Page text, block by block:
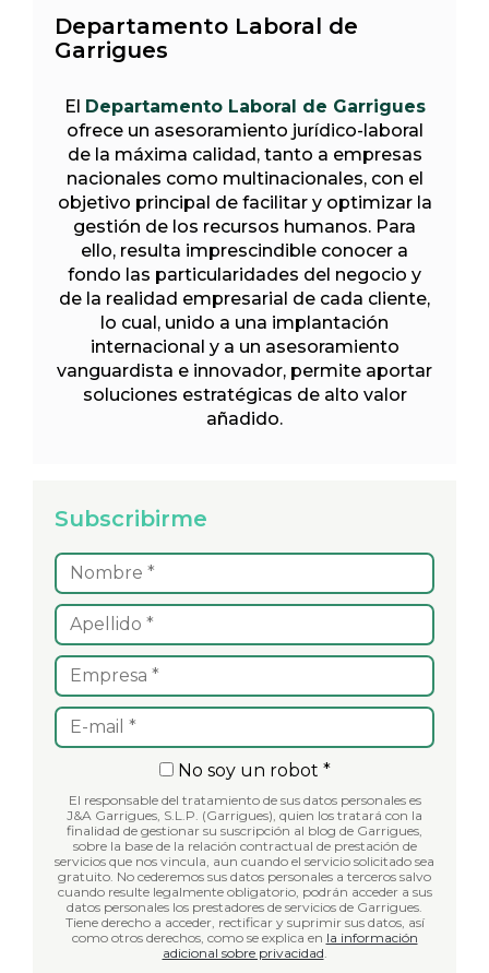
Departamento Laboral de
Garrigues
El Departamento Laboral de Garrigues
ofrece un asesoramiento jurídico-laboral
de la máxima calidad, tanto a empresas
nacionales como multinacionales, con el
objetivo principal de facilitar y optimizar la
gestión de los recursos humanos. Para
ello, resulta imprescindible conocer a
fondo las particularidades del negocio y
de la realidad empresarial de cada cliente,
lo cual, unido a una implantación
internacional y a un asesoramiento
vanguardista e innovador, permite aportar
soluciones estratégicas de alto valor
añadido.
Subscribirme
No soy un robot *
El responsable del tratamiento de sus datos personales es
J&A Garrigues, S.L.P. (Garrigues), quien los tratará con la
finalidad de gestionar su suscripción al blog de Garrigues,
sobre la base de la relación contractual de prestación de
servicios que nos vincula, aun cuando el servicio solicitado sea
gratuito. No cederemos sus datos personales a terceros salvo
cuando resulte legalmente obligatorio, podrán acceder a sus
datos personales los prestadores de servicios de Garrigues.
Tiene derecho a acceder, rectificar y suprimir sus datos, así
como otros derechos, como se explica en la información
adicional sobre privacidad